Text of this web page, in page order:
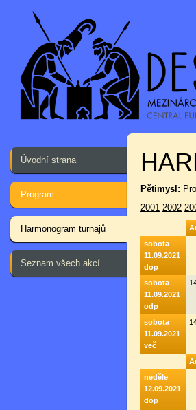
Úvodní strana
Program
Harmonogram turnajů
Seznam všech akcí
Pětimysl:
2001 2002
sobota
11.09.2021
dop
sobota
11.09.2021
odp
sobota
11.09.2021
več
neděle
12.09.2021
dop